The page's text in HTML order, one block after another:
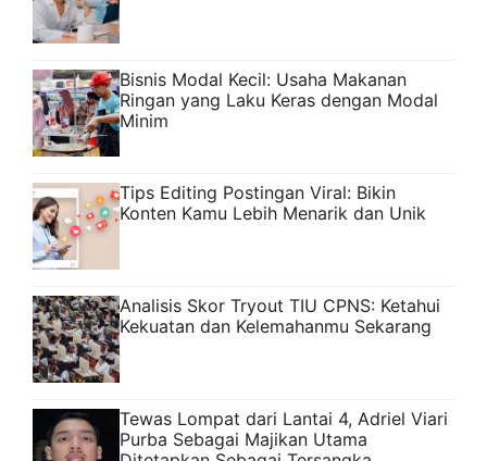
Bisnis Modal Kecil: Usaha Makanan
Ringan yang Laku Keras dengan Modal
Minim
Tips Editing Postingan Viral: Bikin
Konten Kamu Lebih Menarik dan Unik
Analisis Skor Tryout TIU CPNS: Ketahui
Kekuatan dan Kelemahanmu Sekarang
Tewas Lompat dari Lantai 4, Adriel Viari
Purba Sebagai Majikan Utama